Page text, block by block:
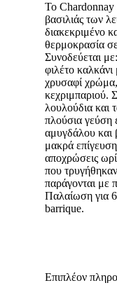
Το Chardonnay
βασιλιάς των
διακεκριμένο
θερμοκρασία
Συνοδεύεται
φιλέτο
χρυσαφί
κεχριμπαριού.
λουλούδια και
πλούσια γεύση
αμυγδάλου και
μακρά
αποχρώσεις
που τρυγήθηκαν
παράγονται με
Παλαίωση για
barrique.
Επιπλέον